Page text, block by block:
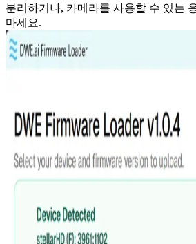
분리하거나, 카메라를 사용할 수 있는
마세요.